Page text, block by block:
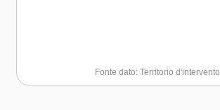
Fonte dato: Territorio d'intervento